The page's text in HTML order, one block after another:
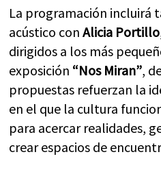
La programación incluirá
acústico conAlicia Portillo
dirigidos a los más
exposición “Nos Miran”,
propuestas refuerzan la
en el que la cultura
para acercar realidades,
crear espacios de